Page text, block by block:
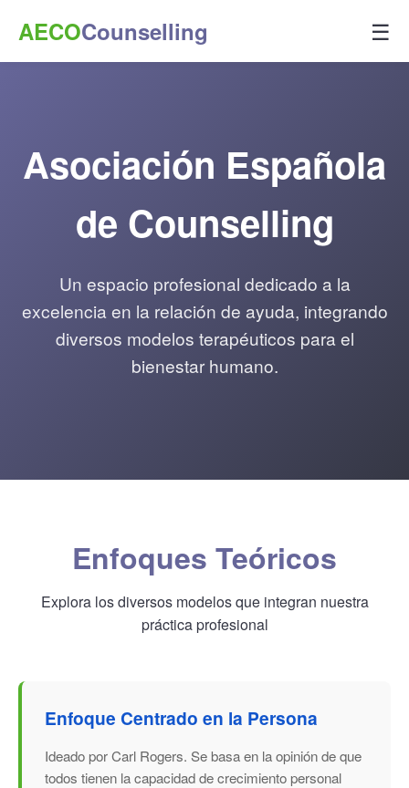
AECOCounselling ☰
Asociación Española
de Counselling
Un espacio profesional dedicado a la
excelencia en la relación de ayuda, integrando
diversos modelos terapéuticos para el
bienestar humano.
Enfoques Teóricos
Explora los diversos modelos que integran nuestra
práctica profesional
Enfoque Centrado en la Persona
Ideado por Carl Rogers. Se basa en la opinión de que
todos tienen la capacidad de crecimiento personal